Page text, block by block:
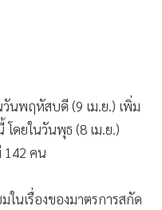
วันพฤหัสบดี (9 เม.ย.) เพิ่ม
ดยในวันพุธ (8 เม.ย.)
142 คน
ในเรื่องของมาตรการสกัด